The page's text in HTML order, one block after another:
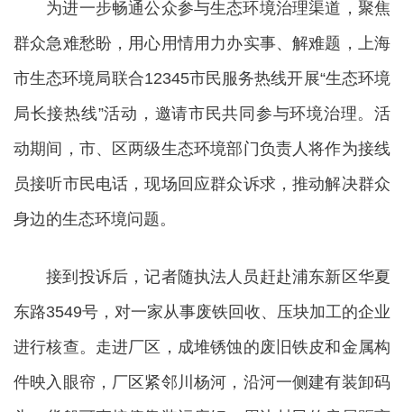
为进一步畅通公众参与生态环境治理渠道，聚焦
群众急难愁盼，用心用情用力办实事、解难题，上海
市生态环境局联合12345市民服务热线开展“生态环境
局长接热线”活动，邀请市民共同参与环境治理。活
动期间，市、区两级生态环境部门负责人将作为接线
员接听市民电话，现场回应群众诉求，推动解决群众
身边的生态环境问题。
接到投诉后，记者随执法人员赶赴浦东新区华夏
东路3549号，对一家从事废铁回收、压块加工的企业
进行核查。走进厂区，成堆锈蚀的废旧铁皮和金属构
件映入眼帘，厂区紧邻川杨河，沿河一侧建有装卸码